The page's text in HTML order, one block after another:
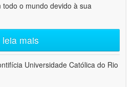
o mundo devido à sua
leia mais
Universidade Católica do Rio